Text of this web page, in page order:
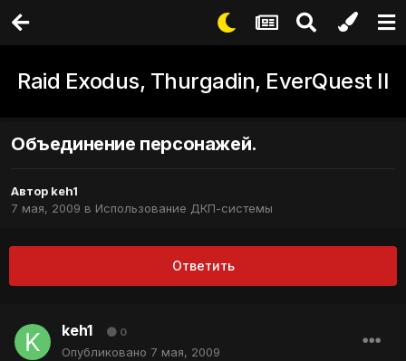
Raid Exodus, Thurgadin, EverQuest II
Объединение персонажей.
Автор keh1
7 мая, 2009 в Использование ДКП-системы
Ответить
keh1 0
Опубликовано 7 мая, 2009